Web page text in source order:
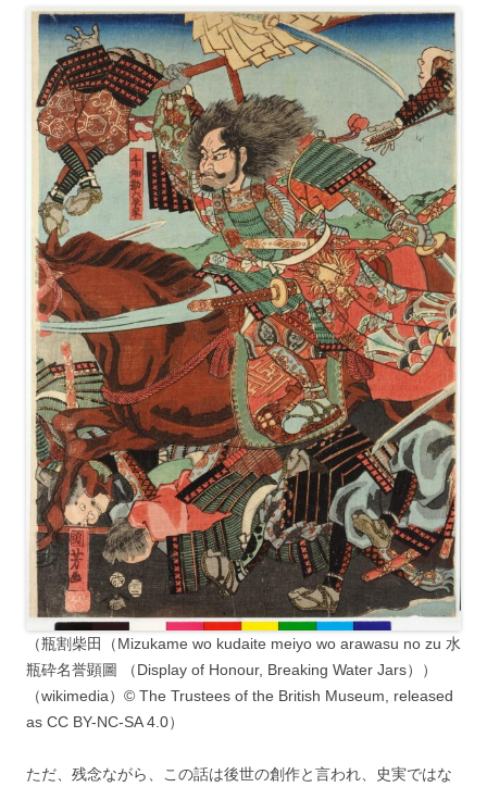
（瓶割柴田（Mizukame wo kudaite meiyo wo arawasu no zu 水
瓶砕名誉顕圖 （Display of Honour, Breaking Water Jars））
（wikimedia）© The Trustees of the British Museum, released
as CC BY-NC-SA 4.0）
ただ、残念ながら、この話は後世の創作と言われ、史実ではな